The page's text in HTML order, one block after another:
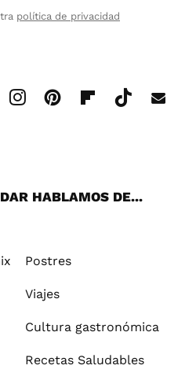
política de privacidad
HABLAMOS DE...
Postres
Viajes
Cultura gastronómica
Recetas Saludables